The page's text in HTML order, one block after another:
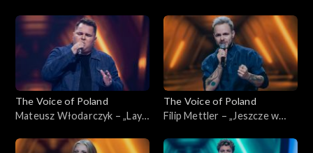
listopada 2025
Poland”, Nokaut, 1 listopada
2025
The Voice of Poland
Mateusz Włodarczyk – „Lay
Poland”, Nokaut, 1 listopada
The Voice of Poland
Filip Mettler – „Jeszcze w
Poland”, Nokaut, 1 listopada